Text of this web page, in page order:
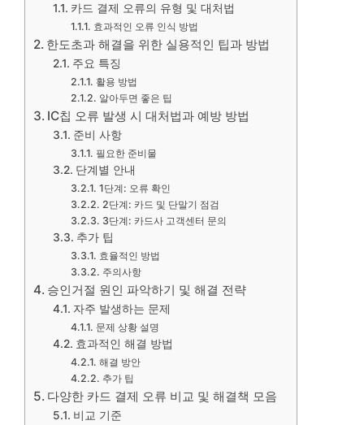
카드 결제 오류의 유형 및 대처법
효과적인 오류 인식 방법
한도초과 해결을 위한 실용적인 팁과 방법
주요 특징
활용 방법
알아두면 좋은 팁
IC칩 오류 발생 시 대처법과 예방 방법
준비 사항
필요한 준비물
단계별 안내
1단계: 오류 확인
2단계: 카드 및 단말기 점검
3단계: 카드사 고객센터 문의
추가 팁
효율적인 방법
주의사항
승인거절 원인 파악하기 및 해결 전략
자주 발생하는 문제
문제 상황 설명
효과적인 해결 방법
해결 방안
추가 팁
다양한 카드 결제 오류 비교 및 해결책 모음
비교 기준